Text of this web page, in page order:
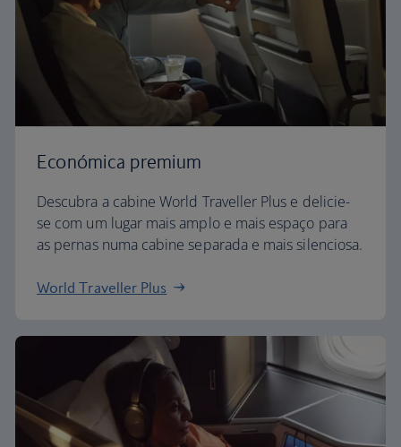
Económica premium
Descubra a cabine World Traveller Plus e delicie-
se com um lugar mais amplo e mais espaço para
as pernas numa cabine separada e mais silenciosa.
World Traveller Plus